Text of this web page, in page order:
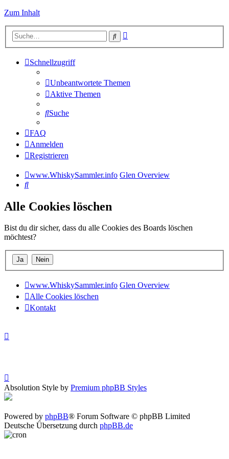
Zum Inhalt
Suche
Schnellzugriff
Unbeantwortete Themen
Aktive Themen
Suche
FAQ
Anmelden
Registrieren
www.WhiskySammler.info Glen Overview
Suche
Alle Cookies löschen
Bist du dir sicher, dass du alle Cookies des Boards löschen
möchtest?
www.WhiskySammler.info Glen Overview
Alle Cookies löschen
Kontakt
Absolution Style by Premium phpBB Styles
Powered by phpBB® Forum Software © phpBB Limited
Deutsche Übersetzung durch phpBB.de